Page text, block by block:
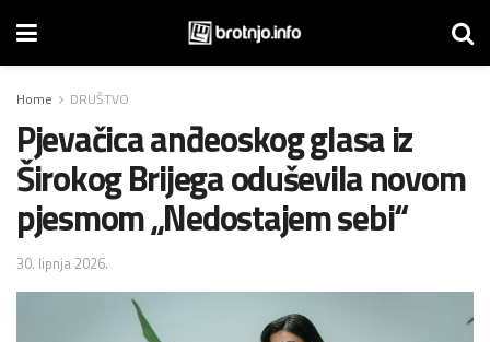
Home DRUŠTVO
Pjevačica anđeoskog glasa iz
Širokog Brijega oduševila novom
pjesmom „Nedostajem sebi“
30. lipnja 2026.